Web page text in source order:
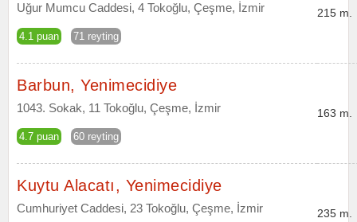
Uğur Mumcu Caddesi, 4 Tokoğlu, Çeşme, İzmir
4.1 puan 71 reyting
215 m.
Barbun, Yenimecidiye
1043. Sokak, 11 Tokoğlu, Çeşme, İzmir
4.7 puan 60 reyting
163 m.
Kuytu Alacatı, Yenimecidiye
Cumhuriyet Caddesi, 23 Tokoğlu, Çeşme, İzmir 235 m.